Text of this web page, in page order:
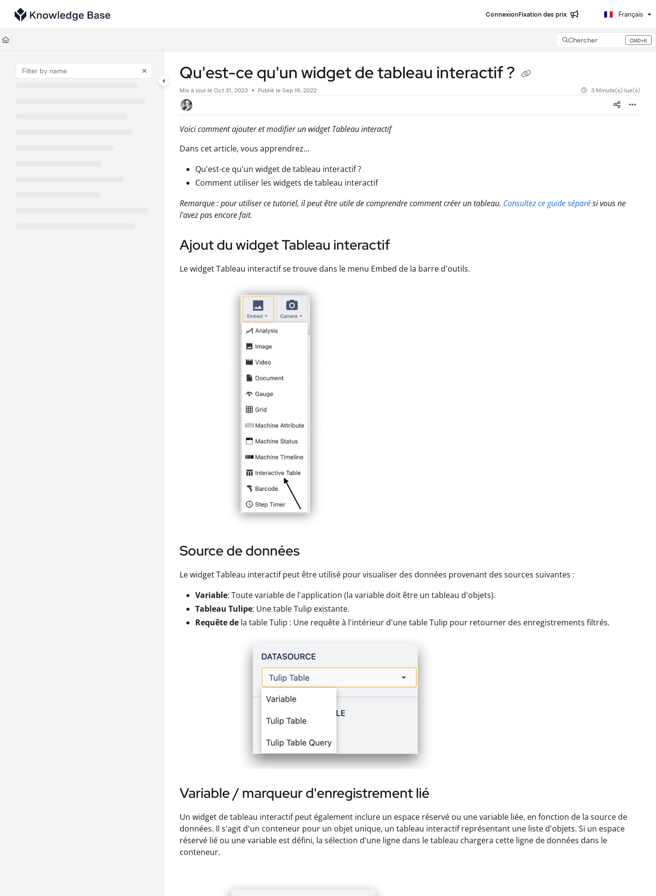
Documentation Index
Fetch the complete documentation index at:
Use this file to discover all available pages before exploring further.
ConnexionFixation des prix Français
Chercher CMD+K
Press CMD+K to open search
Qu'est-ce qu'un widget de tableau interactif ?
Mis à jour le Oct 31, 2023 Publié le Sep 16, 2022 3 Minute(s) lue(s)
Voici comment ajouter et modifier un widget Tableau interactif
Dans cet article, vous apprendrez...
Qu'est-ce qu'un widget de tableau interactif ?
Comment utiliser les widgets de tableau interactif
Remarque : pour utiliser ce tutoriel, il peut être utile de comprendre comment créer un tableau. Consultez ce guide séparési vous ne
l'avez pas encore fait.
Ajout du widget Tableau interactif
Le widget Tableau interactif se trouve dans le menu Embed de la barre d'outils.
Source de données
Le widget Tableau interactif peut être utilisé pour visualiser des données provenant des sources suivantes :
Variable: Toute variable de l'application (la variable doit être un tableau d'objets).
Tableau Tulipe: Une table Tulip existante.
Requête de la table Tulip : Une requête à l'intérieur d'une table Tulip pour retourner des enregistrements filtrés.
Variable / marqueur d'enregistrement lié
Un widget de tableau interactif peut également inclure un espace réservé ou une variable liée, en fonction de la source de
données. Il s'agit d'un conteneur pour un objet unique, un tableau interactif représentant une liste d'objets. Si un espace
réservé lié ou une variable est défini, la sélection d'une ligne dans le tableau chargera cette ligne de données dans le
conteneur.